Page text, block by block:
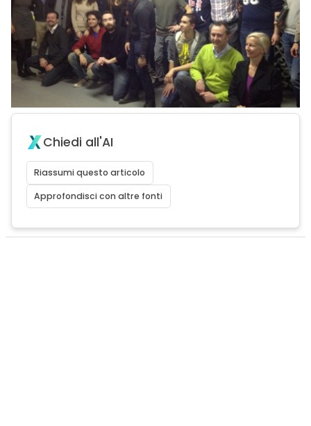
Chiedi all'AI
Riassumi questo articolo
Approfondisci con altre fonti